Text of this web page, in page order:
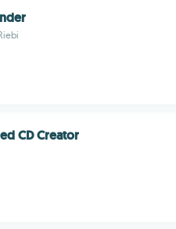
CD Creator